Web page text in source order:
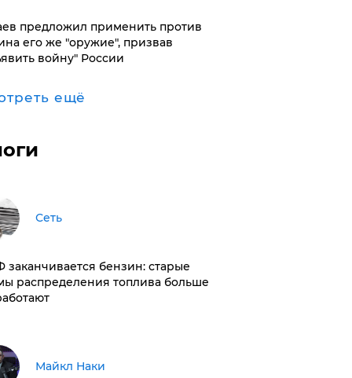
предложил применить против
его же "оружие", призвав
войну" России
ещё
Сеть
заканчивается бензин: старые
распределения топлива больше
Майкл Наки